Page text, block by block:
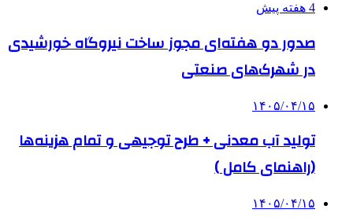
4 هفته پیش
صدور دو هفته‌ای مجوز ساخت نیروگاه خورشیدی
در شهرک‌های صنعتی
۱۴۰۵/۰۴/۱۵
تولید آب معدنی + طرح توجیهی و تمام هزینه‌ها
(راهنمای کامل )
۱۴۰۵/۰۴/۱۵